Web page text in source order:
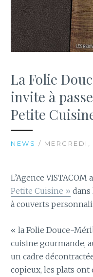
La Folie
invite à
Petite
NEWS / MERCREDI,
L’Agence
Petite Cuisine » dans
à couverts
« la Folie Douce-
cuisine gourmande,
un cadre
copieux, les plats ont